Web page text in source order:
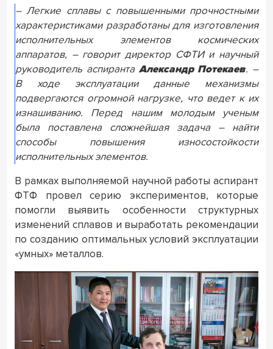
– Легкие сплавы с повышенными прочностными
характеристиками разработаны для изготовления
исполнительных элементов космических
аппаратов, – говорит директор СФТИ и научный
руководитель аспиранта Александр Потекаев. –
В ходе эксплуатации данные механизмы
подвергаются огромной нагрузке, что ведет к их
изнашиванию. Перед нашим молодым ученым
была поставлена сложнейшая задача – найти
способы повышения износостойкости
исполнительных элементов.
В рамках выполняемой научной работы аспирант
ФТФ провел серию экспериментов, которые
помогли выявить особенности структурных
изменений сплавов и выработать рекомендации
по созданию оптимальных условий эксплуатации
«умных» металлов.